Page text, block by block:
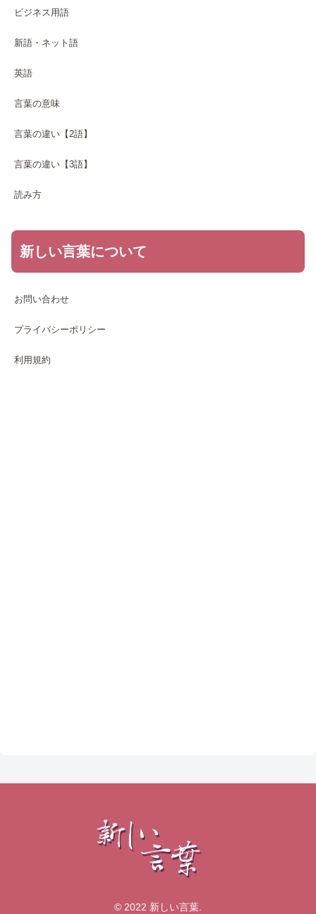
ビジネス用語
新語・ネット語
英語
言葉の意味
言葉の違い【2語】
言葉の違い【3語】
読み方
新しい言葉について
お問い合わせ
プライバシーポリシー
利用規約
© 2022 新しい言葉.